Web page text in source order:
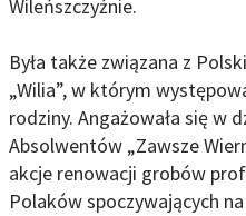
Wileńszczyźnie.
Była także związana z
„Wilia”, w którym
rodziny. Angażowała się w
Absolwentów „Zawsze
akcje renowacji grobów
Polaków spoczywających